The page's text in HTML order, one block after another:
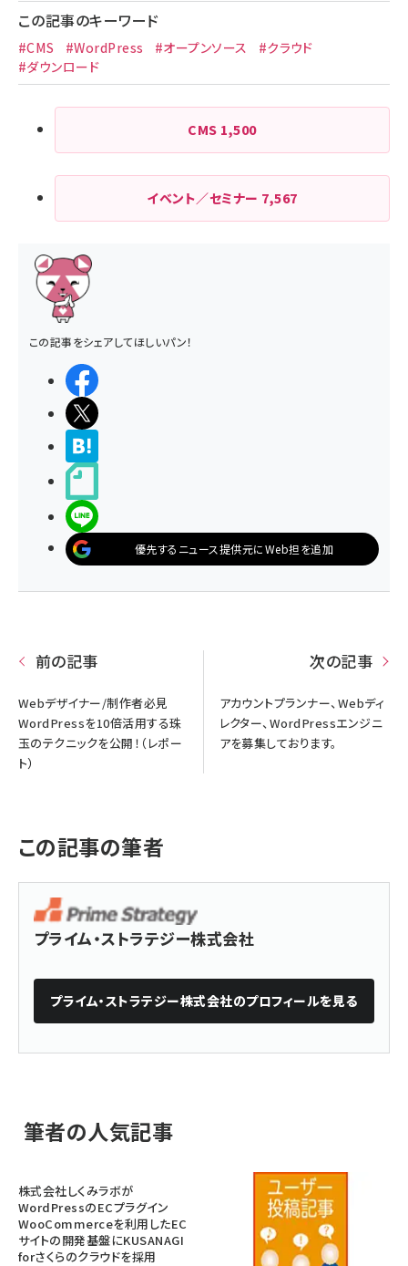
この記事のキーワード
#CMS #WordPress #オープンソース
#クラウド
#ダウンロード
CMS 1,500
イベント／セミナー 7,567
この記事をシェアしてほしいパン！
優先するニュース提供元にWeb担を追加
前の記事
Webデザイナー/制作者必見
WordPressを10倍活用する珠
玉のテクニックを公開！（レポー
ト）
次の記事
アカウントプランナー、Webディ
レクター、WordPressエンジニ
アを募集しております。
この記事の筆者
プライム・ストラテジー株式会社
プライム・ストラテジー株式会社のプロフィールを見る
筆者の人気記事
株式会社しくみラボが
WordPressのECプラグイン
WooCommerceを利用したEC
サイトの開発基盤にKUSANAGI
forさくらのクラウドを採用